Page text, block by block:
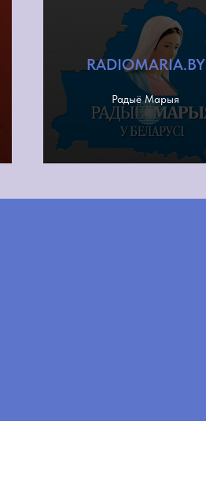
RADIOMARIA.BY
Радыё Марыя